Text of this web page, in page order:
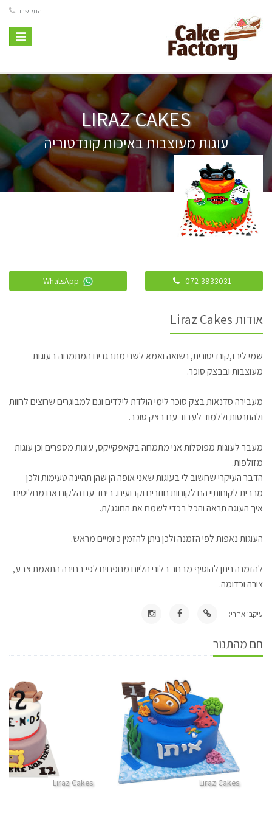
התקשרו
Toggle
LIRAZ CAKES
עוגות מעוצבות באיכות קונדטוריה
אודות Liraz Cakes
שמי לירז,קונדיטורית, נשואה ואמא לשני מתבגרים המתמחה בעוגות
מעוצבות ובבצק סוכר.
מעבירה סדנאות בצק סוכר לימי הולדת לילדים וגם למבוגרים שרוצים לחוות
ולהתנסות וללמוד לעבוד עם בצק סוכר.
מעבר לעוגות מפוסלות אני מתמחה בקאפקייקס, עוגות מספרים וכן עוגות
מזולפות.
הדבר העיקרי שחשוב לי בעוגות שאני אופה הן שהן תהיינה טעימות ולכן
מרבית לקוחותיי הם לקוחות חוזרים וקבועים. ביחד עם הלקוח אנו מחליטים
איך העוגה תראה והכל בכדי לשמח את החוגג/ת.
העוגות נאפות לפי הזמנה ולכן ניתן להזמין כיומיים מראש.
להזמנה ניתן להוסיף מבחר בלוני הליום מנופחים לפי בחירה התאמת צבע,
צורה וכדומה.
עיקבו אחרי:
חם מהתנור
Liraz Cakes
Liraz Cakes